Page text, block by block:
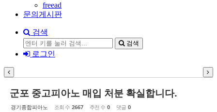
freead
문의게시판
검색
검색
로그인
군포 중고피아노 매입 처분 확실합니다.
경기종합피아노 조회 수 2667 추천 수 0 댓글 0